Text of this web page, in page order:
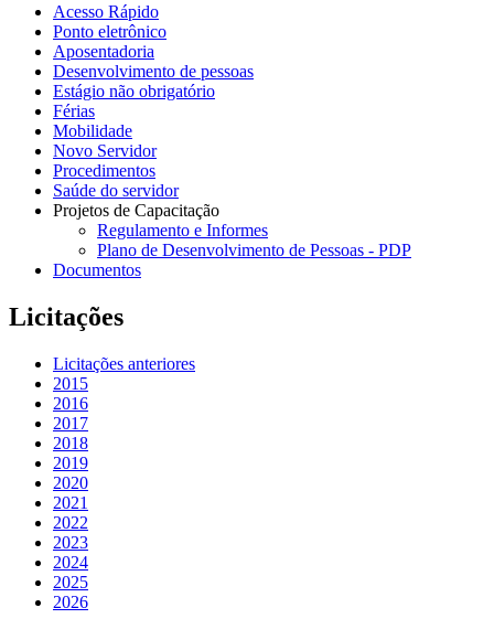
Acesso Rápido
Ponto eletrônico
Aposentadoria
Desenvolvimento de pessoas
Estágio não obrigatório
Férias
Mobilidade
Novo Servidor
Procedimentos
Saúde do servidor
Projetos de Capacitação
Regulamento e Informes
Plano de Desenvolvimento de Pessoas - PDP
Documentos
Licitações
Licitações anteriores
2015
2016
2017
2018
2019
2020
2021
2022
2023
2024
2025
2026